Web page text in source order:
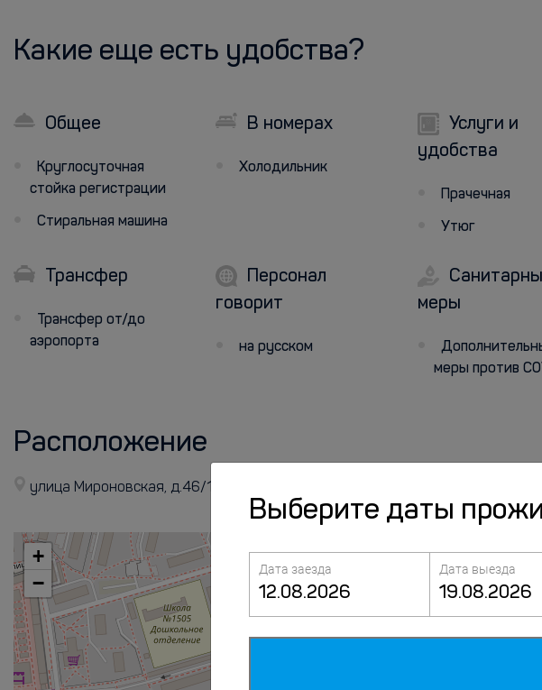
Какие еще есть удобства?
Общее
Круглосуточная
стойка регистрации
Стиральная машина
В номерах
Холодильник
Услуги и
удобства
Прачечная
Утюг
Трансфер
Трансфер от/до
аэропорта
Персонал
говорит
на русском
меры
меры против
Расположение
улица Мироновская, д.46/1
+
−
Выберите даты
Дата заезда Дата выезда